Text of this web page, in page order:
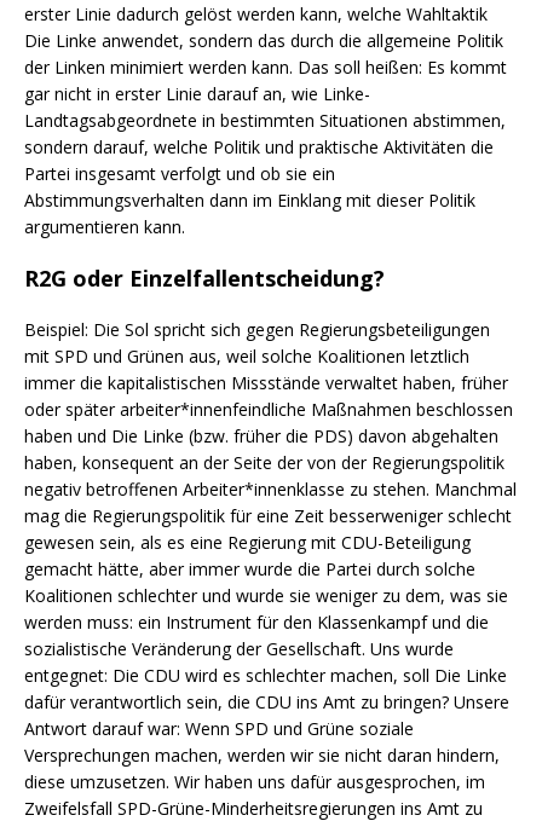
erster Linie dadurch gelöst werden kann, welche Wahltaktik
Die Linke anwendet, sondern das durch die allgemeine Politik
der Linken minimiert werden kann. Das soll heißen: Es kommt
gar nicht in erster Linie darauf an, wie Linke-
Landtagsabgeordnete in bestimmten Situationen abstimmen,
sondern darauf, welche Politik und praktische Aktivitäten die
Partei insgesamt verfolgt und ob sie ein
Abstimmungsverhalten dann im Einklang mit dieser Politik
argumentieren kann.
R2G oder Einzelfallentscheidung?
Beispiel: Die Sol spricht sich gegen Regierungsbeteiligungen
mit SPD und Grünen aus, weil solche Koalitionen letztlich
immer die kapitalistischen Missstände verwaltet haben, früher
oder später arbeiter*innenfeindliche Maßnahmen beschlossen
haben und Die Linke (bzw. früher die PDS) davon abgehalten
haben, konsequent an der Seite der von der Regierungspolitik
negativ betroffenen Arbeiter*innenklasse zu stehen. Manchmal
mag die Regierungspolitik für eine Zeit besserweniger schlecht
gewesen sein, als es eine Regierung mit CDU-Beteiligung
gemacht hätte, aber immer wurde die Partei durch solche
Koalitionen schlechter und wurde sie weniger zu dem, was sie
werden muss: ein Instrument für den Klassenkampf und die
sozialistische Veränderung der Gesellschaft. Uns wurde
entgegnet: Die CDU wird es schlechter machen, soll Die Linke
dafür verantwortlich sein, die CDU ins Amt zu bringen? Unsere
Antwort darauf war: Wenn SPD und Grüne soziale
Versprechungen machen, werden wir sie nicht daran hindern,
diese umzusetzen. Wir haben uns dafür ausgesprochen, im
Zweifelsfall SPD-Grüne-Minderheitsregierungen ins Amt zu